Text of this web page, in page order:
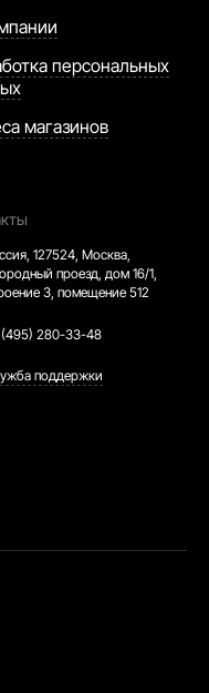
персональных
магазинов
127524, Москва,
проезд, дом 16/1,
3, помещение 512
(495) 280-33-48
поддержки